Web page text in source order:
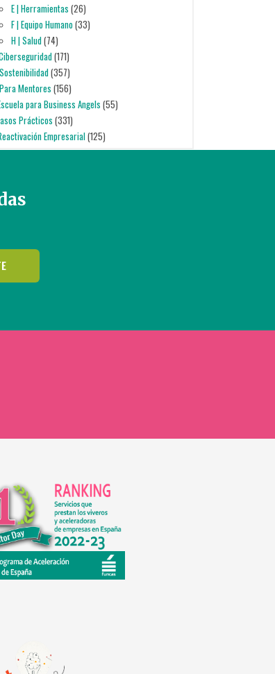
E | Herramientas (26)
F | Equipo Humano(33)
H | Salud(74)
(171)
(357)
Mentores(156)
para Business Angels (55)
Prácticos (331)
Empresarial(125)